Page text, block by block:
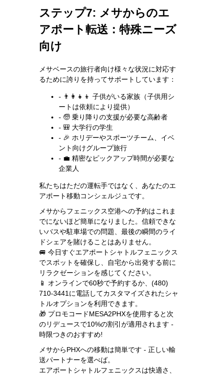
ステップ7: メサからのエ
アポート転送：特殊ニーズ
向け
メサベースの旅行者向け様々な状況に対応す
るために誇りを持ってサポートしています：
- 👨‍👩‍👧‍👦 子供がいる家族（子供用シ
ートは依頼により提供）
- 🧓 乗り降りの支援が必要な高齢者
- 🎒 大学行の学生
- 🎉 ホリデーやスポーツチーム、イベ
ント向けグループ旅行
- 💼 精密なピックアップ時間が必要な
企業人
私たちはただの運転手ではなく、あなたのエ
アポート移動コンシェルジュです。
メサからフェニックス空港への予約はこれま
でにないほど簡単になりました。信頼できな
いバスや駐車場での問題、最後の瞬間のライ
ドシェアを賭けることはありません。
🚐 今日すぐエアポートシャトルフェニックス
でスポットを確保し、自宅から出発する前に
リラクゼーションを感じてください。
📱 オンラインで60秒で予約するか、(480)
710-3441に電話してカスタマイズされたシャ
トルオプションを利用できます。
🎁 プロモコードMESA2PHXを使用すると次
のリデュースで10%の割引が適用されます -
時限つきのおすすめ!
メサからPHXへの移動は簡単です - 正しい輸
送パートナーを選べば。
エアポートシャトルフェニックスは快適さ、